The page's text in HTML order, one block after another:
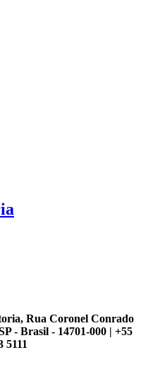
Rua Coronel Conrado
- Brasil - 14701-000 | +55
5111